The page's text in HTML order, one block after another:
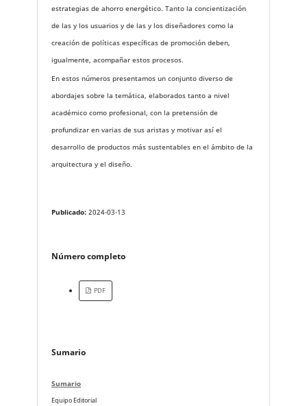
estrategias de ahorro energético. Tanto la concientización
de las y los usuarios y de las y los diseñadores como la
creación de políticas específicas de promoción deben,
igualmente, acompañar estos procesos.
En estos números presentamos un conjunto diverso de
abordajes sobre la temática, elaborados tanto a nivel
académico como profesional, con la pretensión de
profundizar en varias de sus aristas y motivar así el
desarrollo de productos más sustentables en el ámbito de la
arquitectura y el diseño.
Publicado: 2024-03-13
Número completo
PDF
Sumario
Sumario
Equipo Editorial